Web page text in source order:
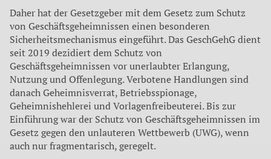
Daher hat der Gesetzgeber mit dem Gesetz zum Schutz
von Geschäftsgeheimnissen einen besonderen
Sicherheitsmechanismus eingeführt. Das GeschGehG dient
seit 2019 dezidiert dem Schutz von
Geschäftsgeheimnissen vor unerlaubter Erlangung,
Nutzung und Offenlegung. Verbotene Handlungen sind
danach Geheimnisverrat, Betriebsspionage,
Geheimnishehlerei und Vorlagenfreibeuterei. Bis zur
Einführung war der Schutz von Geschäftsgeheimnissen im
Gesetz gegen den unlauteren Wettbewerb (UWG), wenn
auch nur fragmentarisch, geregelt.